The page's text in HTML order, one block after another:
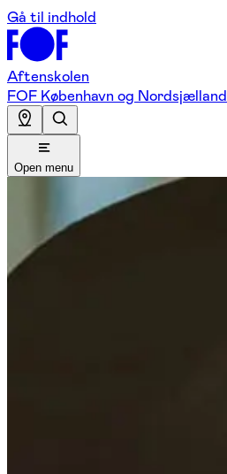
Gå til indhold
Aftenskolen
FOF København og Nordsjælland
Open menu